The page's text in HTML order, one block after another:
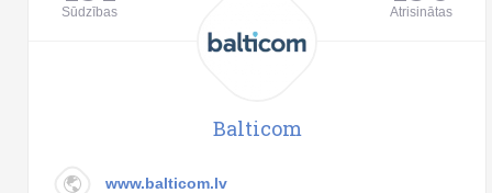
Sūdzības Atrisinātas
Balticom
www.balticom.lv